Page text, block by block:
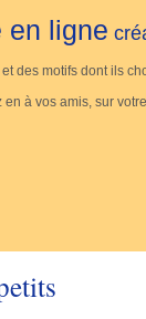
en ligne
des motifs dont ils
en à vos amis, sur